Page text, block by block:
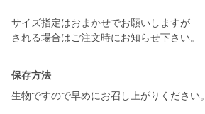
サイズ指定はおまかせでお願いしますが
保存方法
生物ですので早めにお召し上がりください。